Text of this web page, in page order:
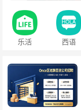
乐活 西语